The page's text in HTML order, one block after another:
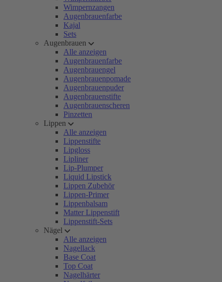
Wimpernzangen
Augenbrauenfarbe
Kajal
Sets
Augenbrauen
Alle anzeigen
Augenbrauenfarbe
Augenbrauengel
Augenbrauenpomade
Augenbrauenpuder
Augenbrauenstifte
Augenbrauenscheren
Pinzetten
Lippen
Alle anzeigen
Lippenstifte
Lipgloss
Lipliner
Lip-Plumper
Liquid Lipstick
Lippen Zubehör
Lippen-Primer
Lippenbalsam
Matter Lippenstift
Lippenstift-Sets
Nägel
Alle anzeigen
Nagellack
Base Coat
Top Coat
Nagelhärter